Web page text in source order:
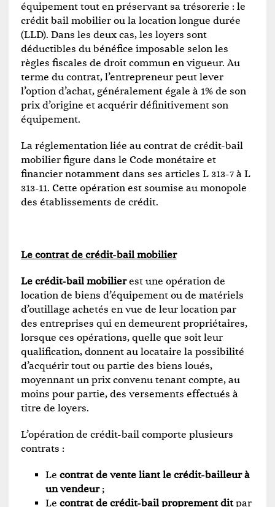
équipement tout en préservant sa trésorerie : le
crédit bail mobilier ou la location longue durée
(LLD). Dans les deux cas, les loyers sont
déductibles du bénéfice imposable selon les
règles fiscales de droit commun en vigueur. Au
terme du contrat, l’entrepreneur peut lever
l’option d’achat, généralement égale à 1% de son
prix d’origine et acquérir définitivement son
équipement.
La réglementation liée au contrat de crédit-bail
mobilier figure dans le Code monétaire et
financier notamment dans ses articles L 313-7 à L
313-11. Cette opération est soumise au monopole
des établissements de crédit.
Le contrat de crédit-bail mobilier
Le crédit-bail mobilierest une opération de
location de biens d’équipement ou de matériels
d’outillage achetés en vue de leur location par
des entreprises qui en demeurent propriétaires,
lorsque ces opérations, quelle que soit leur
qualification, donnent au locataire la possibilité
d’acquérir tout ou partie des biens loués,
moyennant un prix convenu tenant compte, au
moins pour partie, des versements effectués à
titre de loyers.
L’opération de crédit-bail comporte plusieurs
contrats :
Le contrat de vente liant le crédit-bailleur à
un vendeur;
Le contrat de crédit-bail proprement ditpar